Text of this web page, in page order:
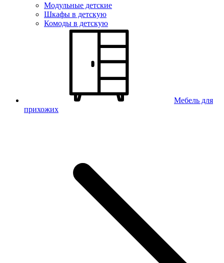
Модульные детские
Шкафы в детскую
Комоды в детскую
Мебель для
прихожих